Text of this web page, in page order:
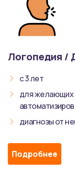
Логопедия /
с 3 лет
для желающих
диагнозы от
Подробнее